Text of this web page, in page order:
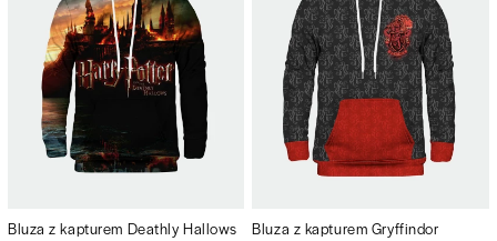
Bluza z kapturem Deathly Hallows Bluza z kapturem Gryffindor